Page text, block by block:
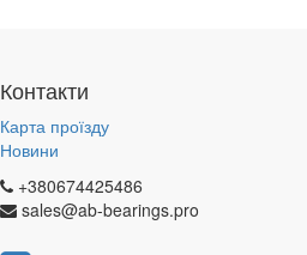
Контакти
Карта проїзду
Новини
+380674425486
sales@ab-bearings.pro